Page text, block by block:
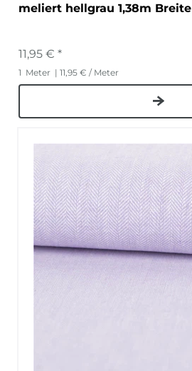
meliert hellgrau 1,38m Breite
11,95 € *
1 Meter | 11,95 € / Meter